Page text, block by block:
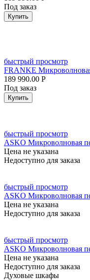
Под заказ
Купить
быстрый просмотр
FRANKE
189 990.00 Р
Под заказ
Купить
быстрый просмотр
ASKO Микроволновая
Цена не указана
Недоступно для заказа
быстрый просмотр
ASKO Микроволновая
Цена не указана
Недоступно для заказа
быстрый просмотр
ASKO Микроволновая
Цена не указана
Недоступно для заказа
Духовые шкафы